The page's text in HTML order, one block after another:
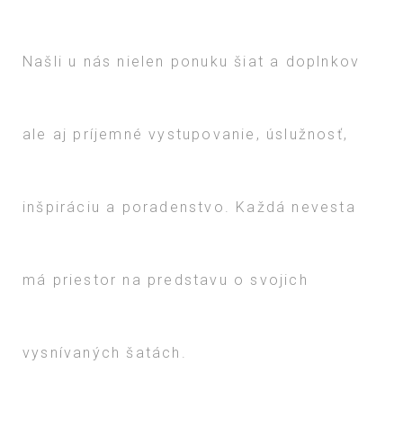
Našli u nás nielen ponuku šiat a doplnkov
ale aj príjemné vystupovanie, úslužnosť,
inšpiráciu a poradenstvo. Každá nevesta
má priestor na predstavu o svojich
vysnívaných šatách.